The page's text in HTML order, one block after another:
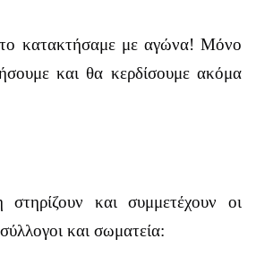
κατακτήσαμε με αγώνα! Μόνο
και θα κερδίσουμε ακόμα
στηρίζουν και συμμετέχουν οι
και σωματεία: